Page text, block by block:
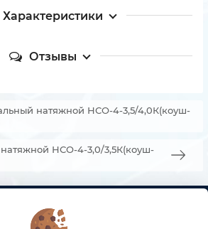
Характеристики
Отзывы
натяжной НСО-4-3,5/4,0К(коуш-
НСО-4-3,0/3,5К(коуш-